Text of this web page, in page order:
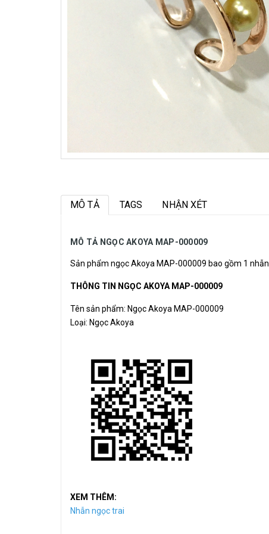
MÔ TẢ TAGS NHẬN XÉT
MÔ TẢ NGỌC AKOYA MAP-000009
Sản phẩm ngọc Akoya MAP-000009 bao gồm 1
THÔNG TIN NGỌC AKOYA MAP-000009
Tên sản phẩm: Ngọc Akoya MAP-000009
Loại: Ngọc Akoya
XEM THÊM:
Nhẫn ngọc trai